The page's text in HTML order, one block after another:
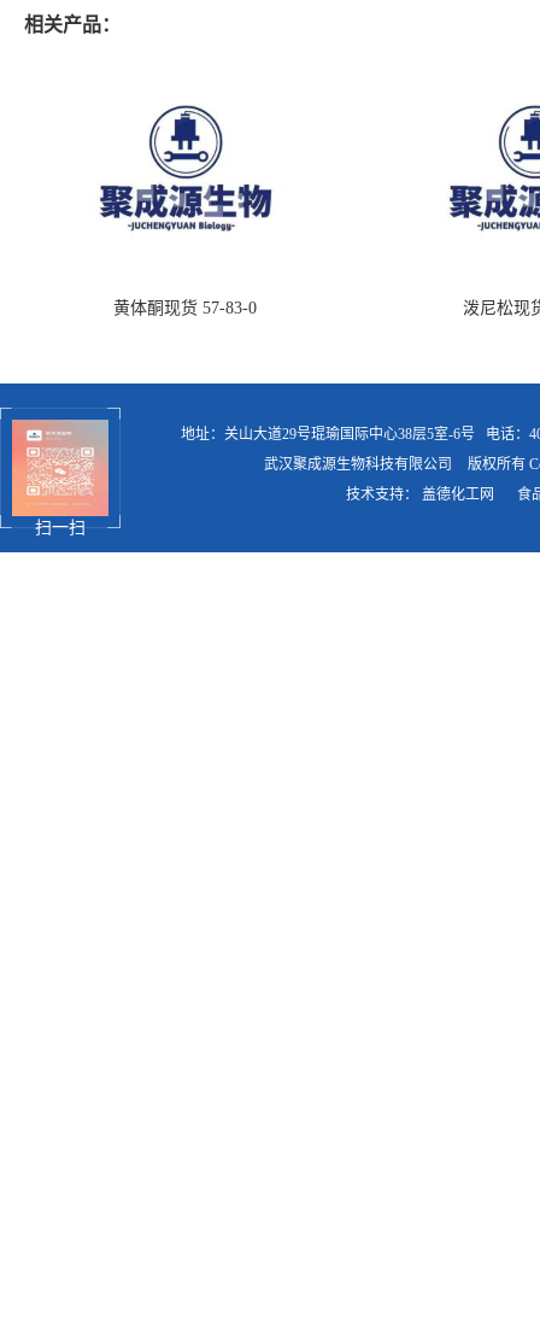
相关产品：
黄体酮现货 57-83-0 泼尼松现
扫一扫
地址：关山大道29号琨瑜国际中心38层5室-6号 电话：
武汉聚成源生物科技有限公司
版权所有
技术支持： 盖德化工网 食